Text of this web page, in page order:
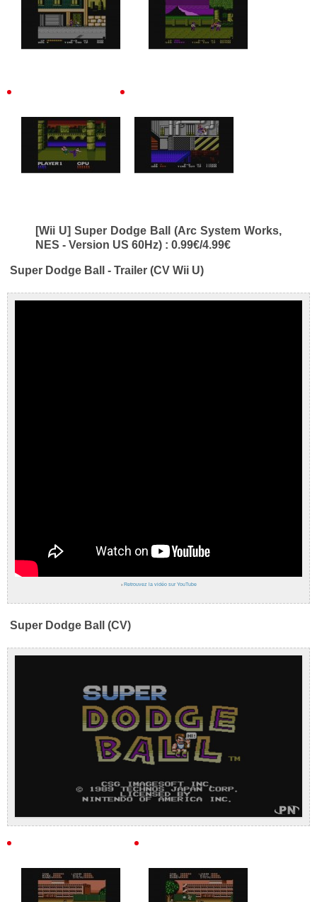
[Wii U] Super Dodge Ball (Arc System Works,
NES - Version US 60Hz) : 0.99€/4.99€
Super Dodge Ball - Trailer (CV Wii U)
› Retrouvez la vidéo sur YouTube
Super Dodge Ball (CV)